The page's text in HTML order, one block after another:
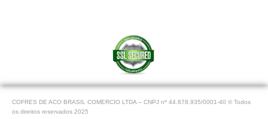
COFRES DE ACO BRASIL COMERCIO LTDA – CNPJ nº 44.878.935/0001-40 © Todos
os direitos reservados 2025